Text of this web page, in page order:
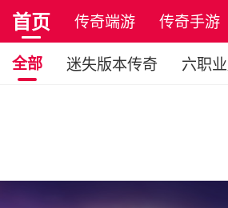
首页 传奇端游 传奇手游
全部
迷失版本传奇 六职